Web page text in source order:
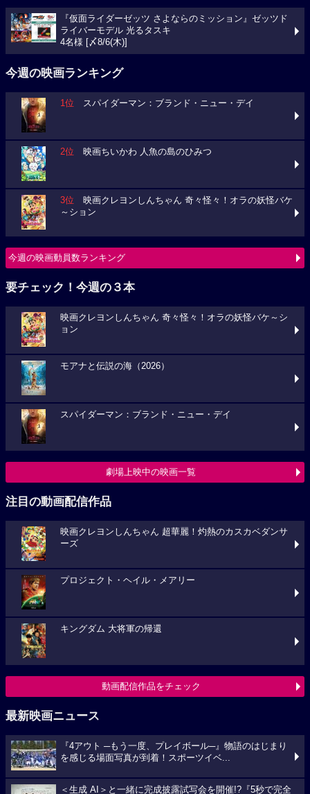
『仮面ライダーゼッツ さよならのミッション』ゼッツド
ライバーモデル 光るタスキ
4名様 [〆8/6(木)]
今週の映画ランキング
1位 スパイダーマン：ブランド・ニュー・デイ
2位 映画ちいかわ 人魚の島のひみつ
3位 映画クレヨンしんちゃん 奇々怪々！オラの妖怪バケ
～ション
今週の映画動員数ランキング
要チェック！今週の３本
映画クレヨンしんちゃん 奇々怪々！オラの妖怪バケ～シ
ョン
モアナと伝説の海（2026）
スパイダーマン：ブランド・ニュー・デイ
劇場上映中の映画一覧
注目の動画配信作品
映画クレヨンしんちゃん 超華麗！灼熱のカスカベダンサ
ーズ
プロジェクト・ヘイル・メアリー
キングダム 大将軍の帰還
動画配信作品をチェック
最新映画ニュース
『4アウト ─もう一度、プレイボール─』物語のはじまり
を感じる場面写真が到着！スポーツイベ...
＜生成 AI＞と一緒に完成披露試写会を開催!?『5秒で完全